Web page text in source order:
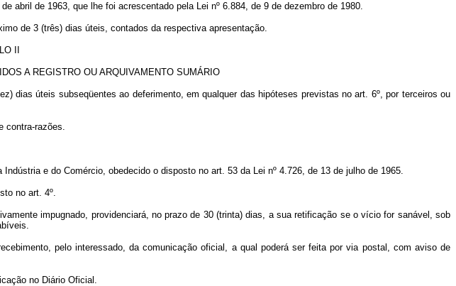
abril de 1963, que lhe foi acrescentado pela Lei nº 6.884, de 9 de dezembro de 1980.
de 3 (três) dias úteis, contados da respectiva apresentação.
LO II
A REGISTRO OU ARQUIVAMENTO SUMÁRIO
dias úteis subseqüentes ao deferimento, em qualquer das hipóteses previstas no art. 6º, por terceiros ou
contra-razões.
e do Comércio, obedecido o disposto no art. 53 da Lei nº 4.726, de 13 de julho de 1965.
no art. 4º.
impugnado, providenciará, no prazo de 30 (trinta) dias, a sua retificação se o vício for sanável, sob
pelo interessado, da comunicação oficial, a qual poderá ser feita por via postal, com aviso de
no Diário Oficial.